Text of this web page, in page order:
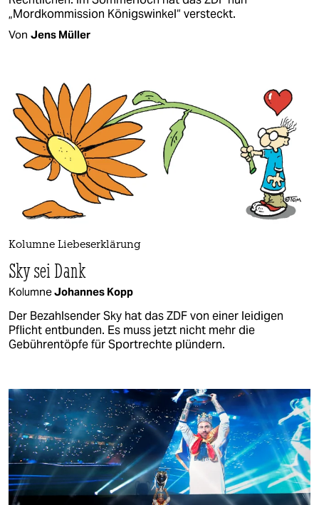
„Mordkommission Königswinkel“ versteckt.
Von Jens Müller
Kolumne Liebeserklärung
Sky sei Dank
KolumneJohannes Kopp
Der Bezahlsender Sky hat das ZDF von einer leidigen
Pflicht entbunden. Es muss jetzt nicht mehr die
Gebührentöpfe für Sportrechte plündern.